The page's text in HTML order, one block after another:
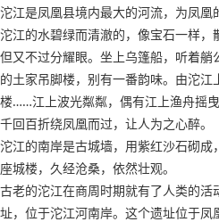
沱江是凤凰县境内最大的河流，为凤凰
沱江的水碧绿而清澈的，像宝石一样
但又不过分耀眼。坐上乌篷船，听着
的土家吊脚楼，别有一番韵味。由沱
楼……江上波光粼粼，偶有江上渔舟摇
千回百折绕凤凰而过，让人为之心醉。
沱江的南岸是古城墙，用紫红沙石砌
座城楼，久经沧桑，依然壮观。
古老的沱江在商周时期就有了人类的
址，位于沱江河南岸。这个遗址位于